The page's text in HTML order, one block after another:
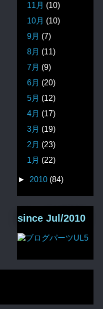
11月 (10)
10月 (10)
9月 (7)
8月 (11)
7月 (9)
6月 (20)
5月 (12)
4月 (17)
3月 (19)
2月 (23)
1月 (22)
► 2010 (84)
since Jul/2010